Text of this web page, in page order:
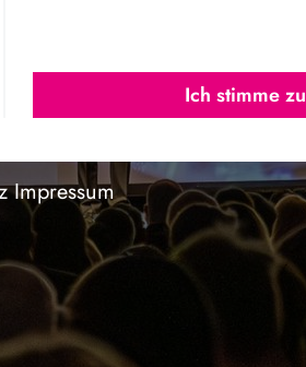
Ich stimme zu
Impressum